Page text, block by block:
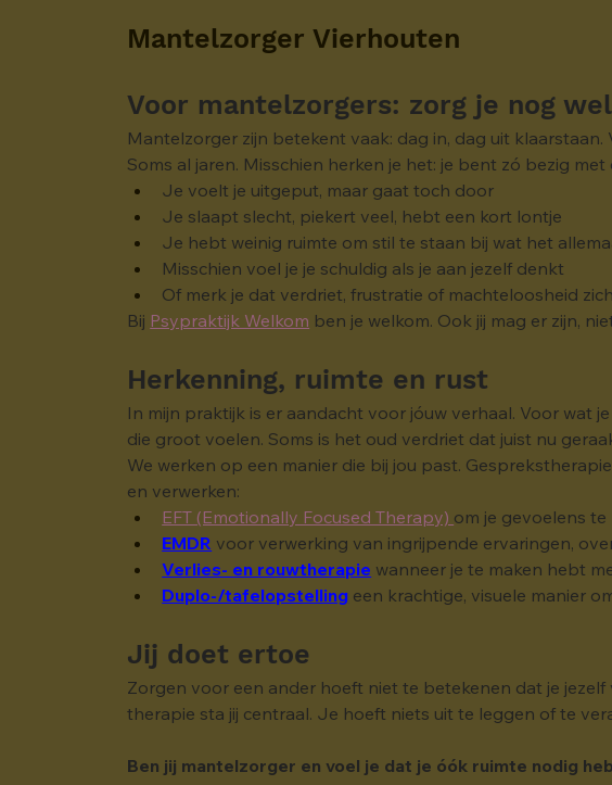
Mantelzorger Vierhouten
Voor mantelzorgers: zorg je nog
Mantelzorger zijn betekent vaak: dag in, dag uit
Soms al jaren. Misschien herken je het: je bent zó bezig
Je voelt je uitgeput, maar gaat toch door
Je slaapt slecht, piekert veel, hebt een kort lontje
Je hebt weinig ruimte om stil te staan bij wat het
Misschien voel je je schuldig als je aan jezelf denkt
Of merk je dat verdriet, frustratie of machteloosheid
Bij Psypraktijk Welkom ben je welkom. Ook jij mag er zijn,
Herkenning, ruimte en rust
In mijn praktijk is er aandacht voor jóuw verhaal. Voor wat
die groot voelen. Soms is het oud verdriet dat juist nu
We werken op een manier die bij jou past.
en verwerken:
EFT (Emotionally Focused Therapy) om je gevoelens
EMDR voor verwerking van ingrijpende ervaringen,
Verlies- en rouwtherapie wanneer je te maken hebt
Duplo-/tafelopstelling een krachtige, visuele manier
Jij doet ertoe
Zorgen voor een ander hoeft niet te betekenen dat je
therapie sta jij centraal. Je hoeft niets uit te leggen of te
Ben jij mantelzorger en voel je dat je óók ruimte nodig